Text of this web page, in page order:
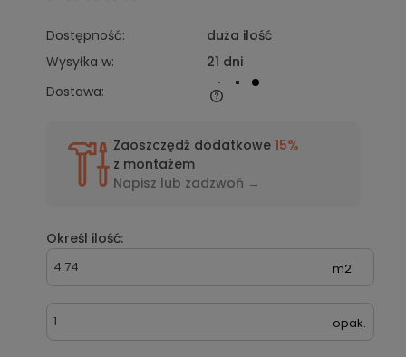
Dostępność:
duża ilość
Wysyłka w:
21 dni
Dostawa:
Zaoszczędź dodatkowe 15%
z montażem
Napisz lub zadzwoń →
Określ ilość:
m2
opak.